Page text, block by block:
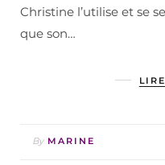
Christine l’utilise et se
que son…
By MARINE